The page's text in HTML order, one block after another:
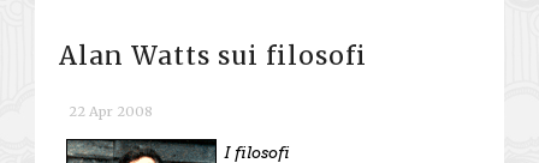
Alan Watts sui filosofi
22 Apr 2008
I filosofi